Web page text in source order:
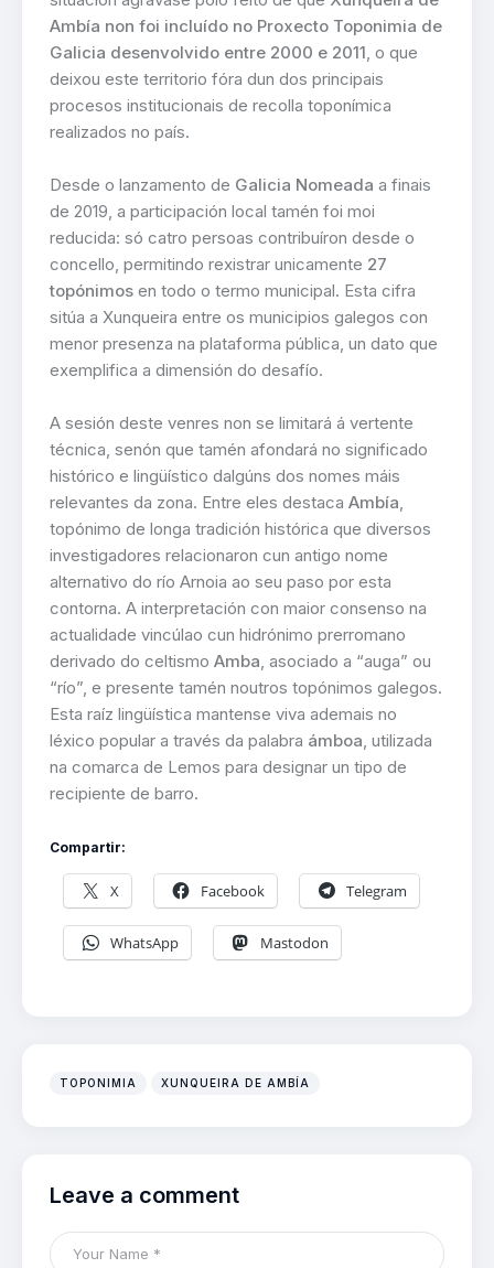
Ambía non foi incluído no Proxecto Toponimia de
Galicia desenvolvido entre 2000 e 2011 , o que
deixou este territorio fóra dun dos principais
procesos institucionais de recolla toponímica
realizados no país.
Desde o lanzamento de Galicia Nomeada a finais
de 2019, a participación local tamén foi moi
reducida: só catro persoas contribuíron desde o
concello, permitindo rexistrar unicamente 27
topónimos en todo o termo municipal. Esta cifra
sitúa a Xunqueira entre os municipios galegos con
menor presenza na plataforma pública, un dato que
exemplifica a dimensión do desafío.
A sesión deste venres non se limitará á vertente
técnica, senón que tamén afondará no significado
histórico e lingüístico dalgúns dos nomes máis
relevantes da zona. Entre eles destaca Ambía
topónimo de longa tradición histórica que diversos
investigadores relacionaron cun antigo nome
alternativo do río Arnoia ao seu paso por esta
contorna. A interpretación con maior consenso na
actualidade vincúlao cun hidrónimo prerromano
derivado do celtismo Amba , asociado a “auga” ou
“río”, e presente tamén noutros topónimos galegos.
Esta raíz lingüística mantense viva ademais no
léxico popular a través da palabra ámboa , utilizada
na comarca de Lemos para designar un tipo de
recipiente de barro.
Compartir:
X Facebook Telegram
WhatsApp Mastodon
TOPONIMIA XUNQUEIRA DE AMBÍA
Leave a comment